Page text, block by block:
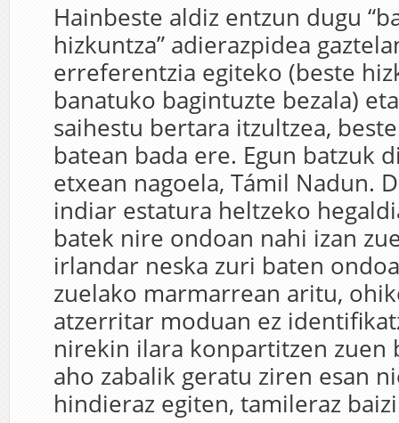
Hainbeste aldiz entzun dugu
hizkuntza” adierazpidea
erreferentzia egiteko (beste
banatuko bagintuzte bezala)
saihestu bertara itzultzea,
batean bada ere. Egun batzuk
etxean nagoela, Támil Nadun.
indiar estatura heltzeko
batek nire ondoan nahi izan
irlandar neska zuri baten
zuelako marmarrean aritu,
atzerritar moduan ez
nirekin ilara konpartitzen zuen
aho zabalik geratu ziren esan
hindieraz egiten, tamileraz